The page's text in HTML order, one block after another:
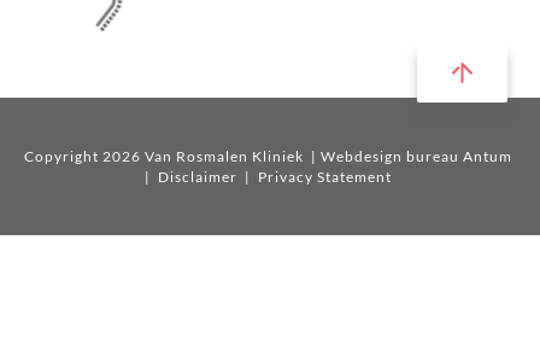
Copyright 2026 Van Rosmalen Kliniek | Webdesign bureau Antum
| Disclaimer | Privacy Statement